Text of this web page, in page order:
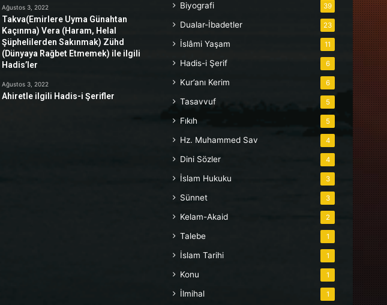
Ağustos 3, 2022
Takva(Emirlere Uyma Günahtan
Kaçınma) Vera (Haram, Helal
Şüphelilerden Sakınmak) Zühd
(Dünyaya Rağbet Etmemek) ile ilgili
Hadis’ler
Ağustos 3, 2022
Ahiretle ilgili Hadis-i Şerifler
Biyografi 39
Dualar-İbadetler 23
İslâmi Yaşam 11
Hadis-i Şerif 6
Kur’anı Kerim 6
Tasavvuf 5
Fıkıh 5
Hz. Muhammed Sav 4
Dini Sözler 4
İslam Hukuku 3
Sünnet 3
Kelam-Akaid 2
Talebe 1
İslam Tarihi 1
Konu 1
İlmihal 1